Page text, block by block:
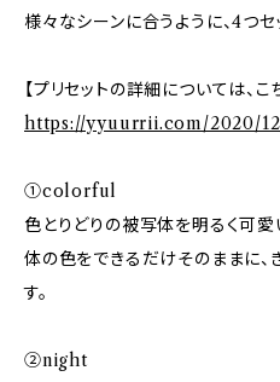
様々なシーンに合うように、4つセ
【プリセットの詳細については、
https://yyuurrii.com/2020/
①colorful
色とりどりの被写体を明るく可愛
体の色をできるだけそのままに
す。
②night